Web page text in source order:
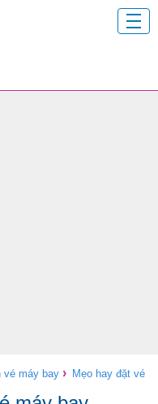
vé máy bay › Mẹo hay đặt vé